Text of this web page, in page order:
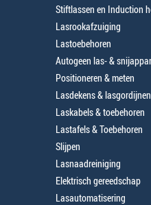
Stiftlassen en Induction
Lasrookafzuiging
Lastoebehoren
Autogeen las- &
Positioneren & meten
Lasdekens & lasgordijnen
Laskabels & toebehoren
Lastafels & Toebehoren
Slijpen
Lasnaadreiniging
Elektrisch gereedschap
Lasautomatisering